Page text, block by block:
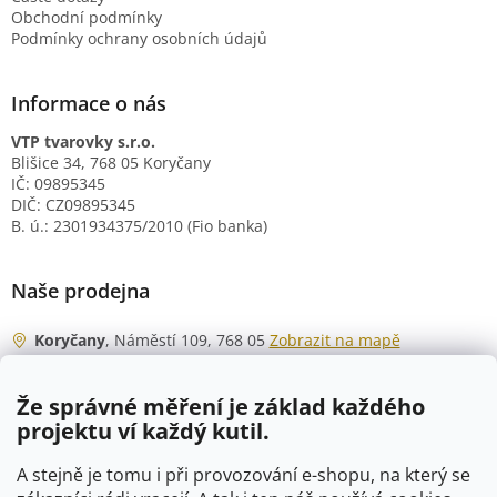
Že správné měření je základ každého
projektu ví každý kutil.
A stejně je tomu i při provozování e-shopu, na který se
Obchodní podmínky
Podmínky ochrany osobních údajů
Informace o nás
VTP tvarovky s.r.o.
Blišice 34, 768 05 Koryčany
IČ: 09895345
DIČ: CZ09895345
B. ú.: 2301934375/2010 (Fio banka)
Naše prodejna
Koryčany, Náměstí 109, 768 05 Zobrazit na mapě
Po - Čt
06:00 - 07:00
07:30 - 15:30
Pá
06:00 - 07:00
07:30 - 15:00